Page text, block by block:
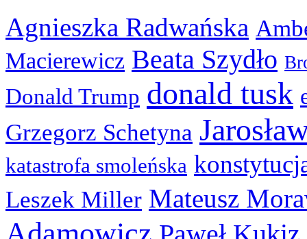
Agnieszka Radwańska
Macierewicz Beata Szydło
Donald Trump donald tusk
Grzegorz Schetyna
katastrofa smoleńska
Leszek Miller Mateusz